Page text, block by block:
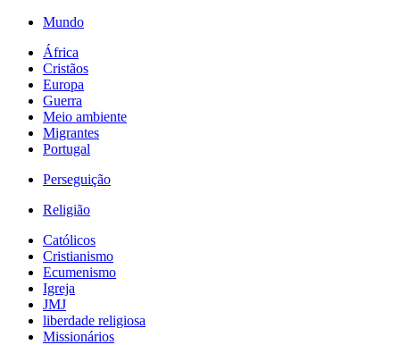
Mundo
África
Cristãos
Europa
Guerra
Meio ambiente
Migrantes
Portugal
Perseguição
Religião
Católicos
Cristianismo
Ecumenismo
Igreja
JMJ
liberdade religiosa
Missionários